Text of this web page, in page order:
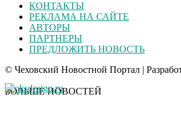
КОНТАКТЫ
РЕКЛАМА НА САЙТЕ
АВТОРЫ
ПАРТНЕРЫ
ПРЕДЛОЖИТЬ НОВОСТЬ
© Чеховский Новостной Портал |
БОЛЬШЕ НОВОСТЕЙ